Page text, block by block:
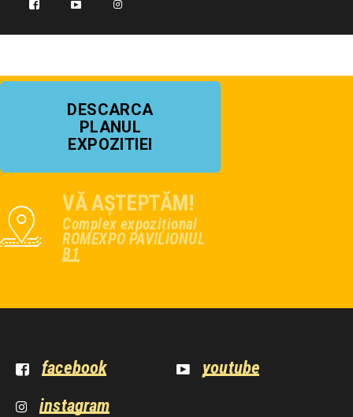
DESCARCA
PLANUL
EXPOZITIEI
VĂ AȘTEPTĂM!
Complex expozițional
ROMEXPO PAVILIONUL
B1
facebook
youtube
instagram